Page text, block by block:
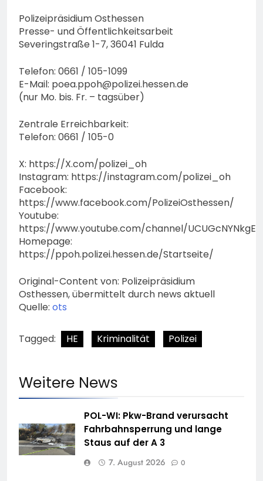
Polizeipräsidium Osthessen
Presse- und Öffentlichkeitsarbeit
Severingstraße 1-7, 36041 Fulda
Telefon: 0661 / 105-1099
E-Mail: poea.ppoh@polizei.hessen.de
(nur Mo. bis. Fr. – tagsüber)
Zentrale Erreichbarkeit:
Telefon: 0661 / 105-0
X: https://X.com/polizei_oh
Instagram: https://instagram.com/polizei_oh
Facebook:
https://www.facebook.com/PolizeiOsthessen/
Youtube:
https://www.youtube.com/channel/
Homepage:
https://ppoh.polizei.hessen.de/Startseite/
Original-Content von: Polizeipräsidium
Osthessen, übermittelt durch news aktuell
Quelle: ots
Tagged: HE Kriminalität Polizei
Weitere News
POL-WI: Pkw-Brand verursacht
Fahrbahnsperrung und lange
Staus auf der A 3
7. August 2026 0